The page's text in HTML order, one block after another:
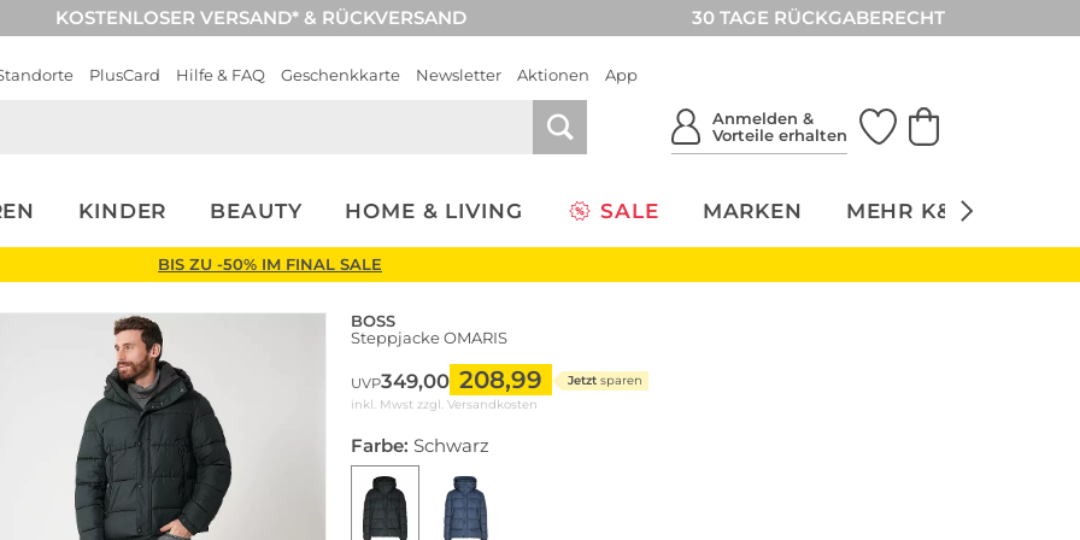
KOSTENLOSER VERSAND* & RÜCKVERSAND 30 TAGE RÜCKGABERECHT
PlusCard Hilfe & FAQ Geschenkkarte Newsletter Aktionen App
Anmelden &
Vorteile erhalten
KINDER BEAUTY HOME & LIVING SALE MARKEN MEHR K&Ö
BIS ZU -50% IM FINAL SALE
BOSS
Steppjacke OMARIS
UVP349,00 208,99 Jetzt sparen
inkl. Mwst zzgl. Versandkosten
Farbe: Schwarz